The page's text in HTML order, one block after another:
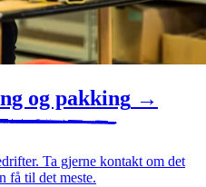
og pakking →
Ta gjerne kontakt om det
få til det meste.